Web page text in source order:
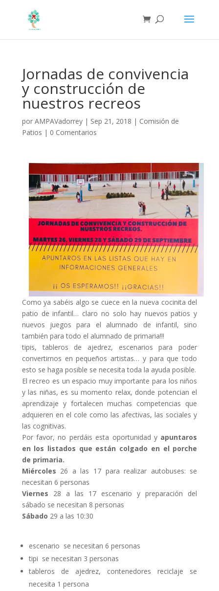
Jornadas de convivencia
y construcción de
nuestros recreos
por AMPAVadorrey| Sep 21, 2018 | Comisión de
Patios | 0 Comentarios
Como ya sabéis algo se cuece en la nueva cocinita del
patio de infantil… claro no solo hay nuevos patios y
nuevos juegos para el alumnado de infantil, sino
también para todo el alumnado de primaria!!!
tipis, tableros de ajedrez, escenarios para poder
convertirnos en pequeños artistas… y para que todo
esto se haga posible se necesita toda la ayuda posible.
El recreo es un espacio muy importante para los niños
y las niñas, es su momento relax, donde potencian el
aprendizaje y fortalecen muchas competencias que
adquieren en el cole como las afectivas, las sociales y
las cognitivas.
Por favor, no perdáis esta oportunidad y apuntaros
en los listados que están colgado en el porche
de primaria.
Miércoles 26 a las 17 para realizar autobuses: se
necesitan 6 personas
Viernes 28 a las 17 escenario y preparación del
sábado se necesitan 8 personas
Sábado 29 a las 10:30
escenario se necesitan 6 personas
tipi se necesitan 3 personas
tableros de ajedrez, contenedores reciclaje se
necesita 1 persona